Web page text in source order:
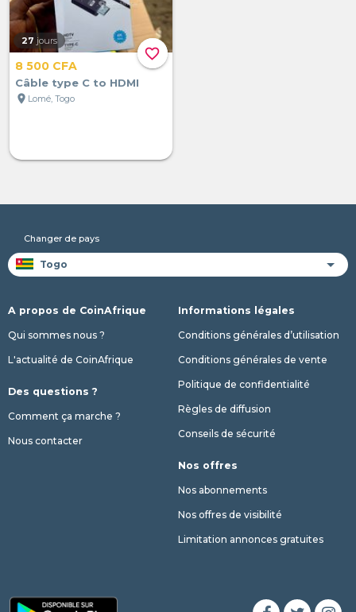
favorite_border
27 jours
8 500 CFA
Câble type C to HDMI
location_on Lomé, Togo
Changer de pays
A propos de CoinAfrique
Qui sommes nous ?
L'actualité de CoinAfrique
Des questions ?
Comment ça marche ?
Nous contacter
Informations légales
Conditions générales d’utilisation
Conditions générales de vente
Politique de confidentialité
Règles de diffusion
Conseils de sécurité
Nos offres
Nos abonnements
Nos offres de visibilité
Limitation annonces gratuites